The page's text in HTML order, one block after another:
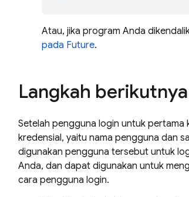
Atau, jika program Anda
pada Future.
Langkah berikutnya
Setelah pengguna login untuk
kredensial, yaitu nama pengguna dan
digunakan pengguna tersebut untuk
Anda, dan dapat digunakan untuk
cara pengguna login.